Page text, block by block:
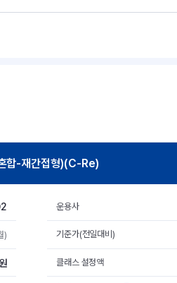
합-재간접형)(C-Re)
운용사
) 기준가(전일대비)
클래스 설정액